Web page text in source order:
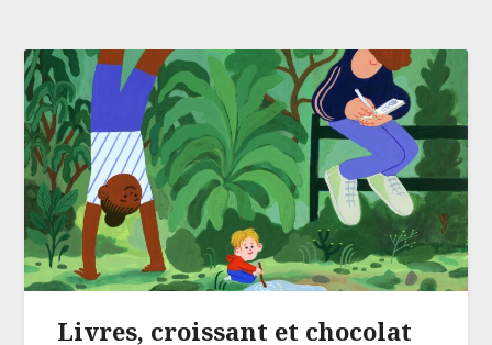
Livres, croissant et chocolat